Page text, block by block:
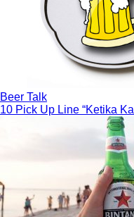
Beer Talk
10 Pick Up Line “Ketika